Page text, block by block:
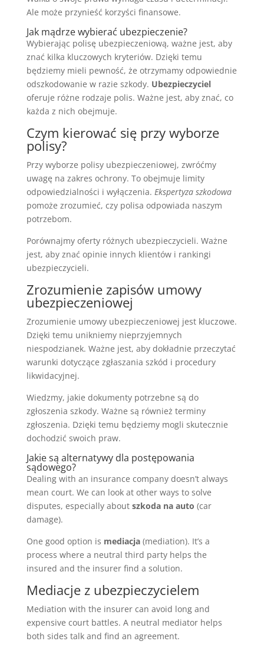
Ale może przynieść korzyści finansowe.
Jak mądrze wybierać ubezpieczenie?
Wybierając polisę ubezpieczeniową, ważne jest, aby
znać kilka kluczowych kryteriów. Dzięki temu
będziemy mieli pewność, że otrzymamy odpowiednie
odszkodowanie w razie szkody. Ubezpieczyciel
oferuje różne rodzaje polis. Ważne jest, aby znać, co
każda z nich obejmuje.
Czym kierować się przy wyborze
polisy?
Przy wyborze polisy ubezpieczeniowej, zwróćmy
uwagę na zakres ochrony. To obejmuje limity
odpowiedzialności i wyłączenia. Ekspertyza szkodowa
pomoże zrozumieć, czy polisa odpowiada naszym
potrzebom.
Porównajmy oferty różnych ubezpieczycieli. Ważne
jest, aby znać opinie innych klientów i rankingi
ubezpieczycieli.
Zrozumienie zapisów umowy
ubezpieczeniowej
Zrozumienie umowy ubezpieczeniowej jest kluczowe.
Dzięki temu unikniemy nieprzyjemnych
niespodzianek. Ważne jest, aby dokładnie przeczytać
warunki dotyczące zgłaszania szkód i procedury
likwidacyjnej.
Wiedzmy, jakie dokumenty potrzebne są do
zgłoszenia szkody. Ważne są również terminy
zgłoszenia. Dzięki temu będziemy mogli skutecznie
dochodzić swoich praw.
Jakie są alternatywy dla postępowania
sądowego?
Dealing with an insurance company doesn’t always
mean court. We can look at other ways to solve
disputes, especially about szkoda na auto (car
damage).
One good option is mediacja(mediation). It’s a
process where a neutral third party helps the
insured and the insurer find a solution.
Mediacje z ubezpieczycielem
Mediation with the insurer can avoid long and
expensive court battles. A neutral mediator helps
both sides talk and find an agreement.